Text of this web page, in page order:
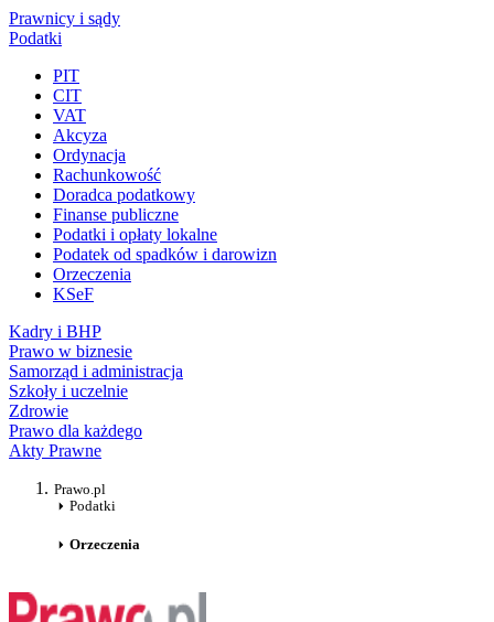
Prawnicy i sądy
Podatki
PIT
CIT
VAT
Akcyza
Ordynacja
Rachunkowość
Doradca podatkowy
Finanse publiczne
Podatki i opłaty lokalne
Podatek od spadków i darowizn
Orzeczenia
KSeF
Kadry i BHP
Prawo w biznesie
Samorząd i administracja
Szkoły i uczelnie
Zdrowie
Prawo dla każdego
Akty Prawne
Prawo.pl
Podatki
Orzeczenia